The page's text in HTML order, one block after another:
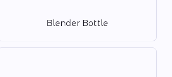
Blender Bottle